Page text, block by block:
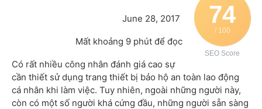
74
/ 100
SEO Score
June 28, 2017
Mất khoảng 9 phút để đọc
Có rất nhiều công nhân đánh giá cao sự
cần thiết sử dụng trang thiết bị bảo hộ an toàn lao động
cá nhân khi làm việc. Tuy nhiên, ngoài những người này,
còn có một số người khá cứng đầu, những người sẵn sàng